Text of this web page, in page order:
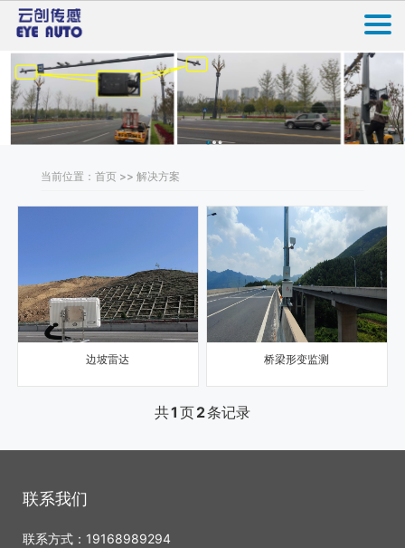
当前位置：首页 >> 解决方案
边坡雷达 桥梁形变监测
共1 页2条记录
联系我们
联系方式：19168989294